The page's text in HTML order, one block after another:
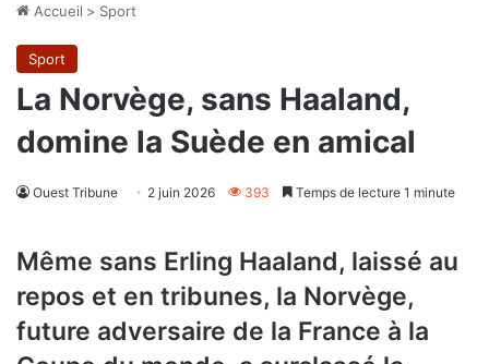
Accueil > Sport
Sport
La Norvège, sans Haaland,
domine la Suède en amical
Ouest Tribune 2 juin 2026 393 Temps de lecture 1 minute
Même sans Erling Haaland, laissé au
repos et en tribunes, la Norvège,
future adversaire de la France à la